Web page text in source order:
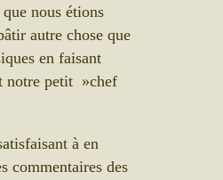
nous étions
autre chose que
en faisant
notre petit »chef
à en
commentaires des